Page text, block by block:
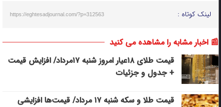
لینک کوتاه : https://eghtesadjournal.com/?p=312563
📰 اخبار مشابه را مشاهده می کنید
قیمت طلای ۱۸عیار امروز شنبه ۱۷مرداد/ افزایش قیمت
+ جدول و جزئیات
قیمت طلا و سکه شنبه ۱۷ مرداد/ قیمت‌ها افزایشی